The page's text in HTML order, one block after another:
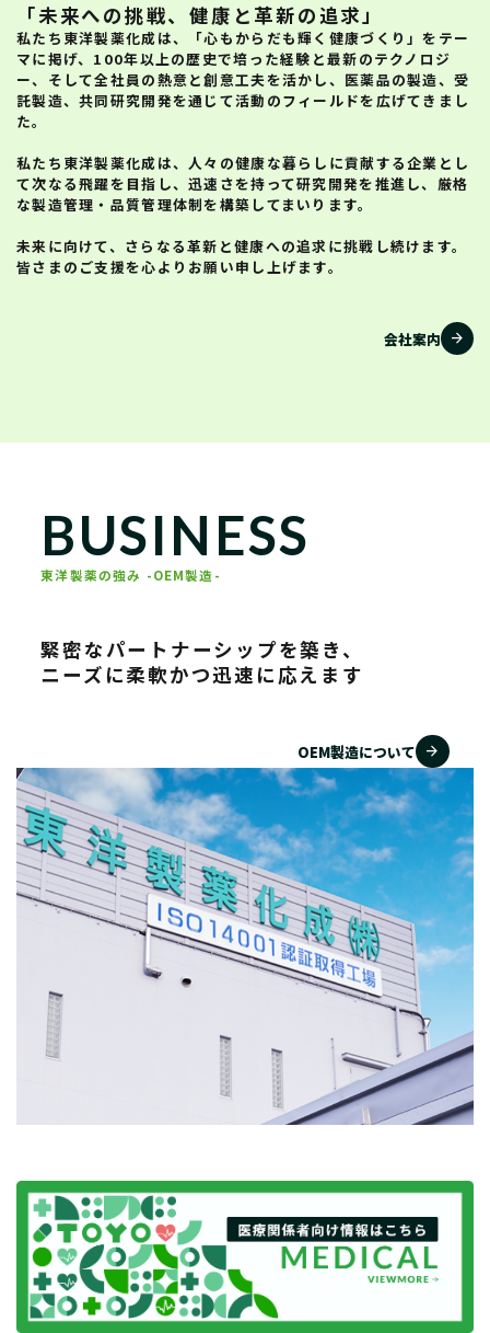
「未来への挑戦、健康と革新の追求」
私たち 東洋製薬化成は、「心もからだも輝く健康づくり」をテー
マに掲げ、100年以上の歴史で培った経験と最新のテクノロジ
ー、そして全社員の熱意と創意工夫を活かし、医薬品の製造、受
託製造、共同研究開発を通じて活動のフィールドを広げてきまし
た。
私たち 東洋製薬化成は、人々の健康な暮らしに貢献する企業とし
て次なる飛躍を目指し、迅速さを持って研究開発を推進し、厳格
な製造管理・品質管理体制を構築してまいります。
未来に向けて、さらなる革新と健康への追求に挑戦し続けます。
皆さまのご支援を心よりお願い申し上げます。
会社案内 arrow_forward
BUSINESS
東洋製薬の強み -OEM製造-
緊密なパートナーシップを築き、
ニーズに柔軟かつ迅速に応えます
OEM製造について arrow_forward